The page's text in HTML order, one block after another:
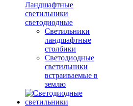
Ландшафтные
светильники
светодиодные
Светильники
ландшафтные
столбики
Светодиодные
светильники
встраиваемые в
землю